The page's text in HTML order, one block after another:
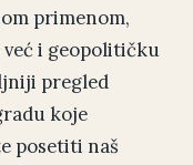
primenom,
i geopolitičku
pregled
koje
posetiti naš